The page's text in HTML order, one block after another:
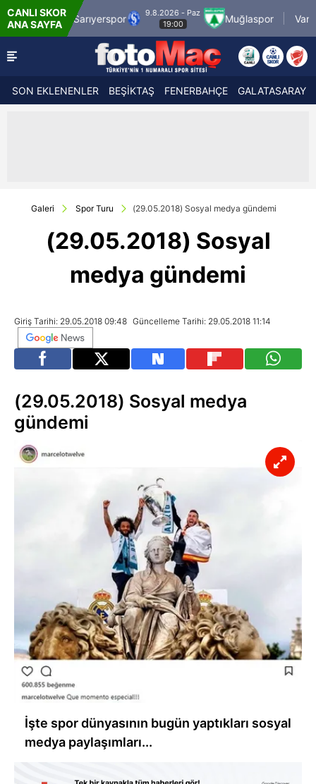
CANLI SKOR
ANA SAYFA
9.8.2026 - Paz
19:00
Muğlaspor Vanspor
9.8.2026 - Paz
21:30
SON EKLENENLER BEŞİKTAŞ FENERBAHÇE GALATASARAY
Galeri Spor Turu (29.05.2018) Sosyal medya gündemi
(29.05.2018) Sosyal
medya gündemi
Giriş Tarihi: 29.05.2018 09:48 Güncelleme Tarihi: 29.05.2018 11:14
(29.05.2018) Sosyal medya
gündemi
İşte spor dünyasının bugün yaptıkları sosyal
medya paylaşımları...